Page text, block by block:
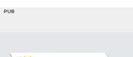
PUB